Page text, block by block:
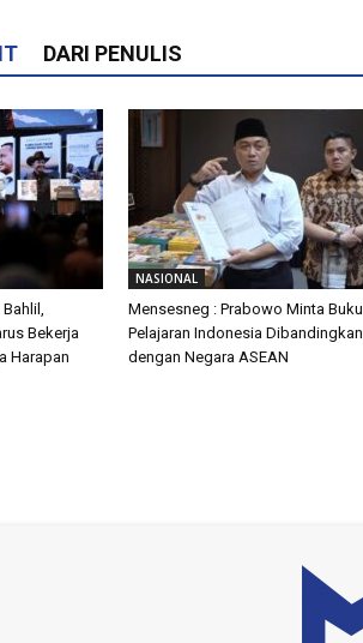
DARI PENULIS
Bekerja
Harapan
NASIONAL
Mensesneg : Prabowo Minta Buku
Pelajaran Indonesia Dibandingkan
dengan Negara ASEAN